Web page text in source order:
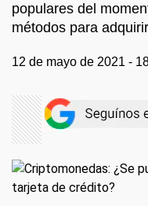
populares del
métodos para
12 de mayo de 2021 -